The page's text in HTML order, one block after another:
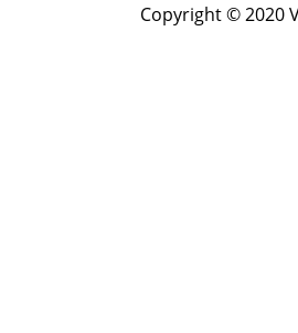
Copyright © 2020